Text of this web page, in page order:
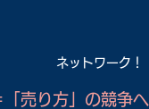
ネットワーク！
売り方」の競争へ